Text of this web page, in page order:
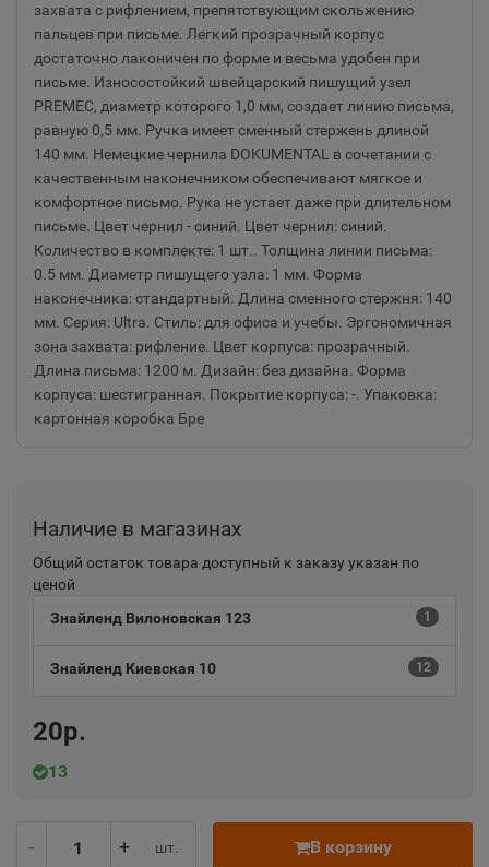
захвата с рифлением, препятствующим скольжению
пальцев при письме. Легкий прозрачный корпус
достаточно лаконичен по форме и весьма удобен при
письме. Износостойкий швейцарский пишущий узел
PREMEC, диаметр которого 1,0 мм, создает линию письма,
равную 0,5 мм. Ручка имеет сменный стержень длиной
140 мм. Немецкие чернила DOKUMENTAL в сочетании с
качественным наконечником обеспечивают мягкое и
комфортное письмо. Рука не устает даже при длительном
письме. Цвет чернил - синий. Цвет чернил: синий.
Количество в комплекте: 1 шт.. Толщина линии письма:
0.5 мм. Диаметр пишущего узла: 1 мм. Форма
наконечника: стандартный. Длина сменного стержня: 140
мм. Серия: Ultra. Стиль: для офиса и учебы. Эргономичная
зона захвата: рифление. Цвет корпуса: прозрачный.
Длина письма: 1200 м. Дизайн: без дизайна. Форма
корпуса: шестигранная. Покрытие корпуса: -. Упаковка:
картонная коробка Бре
Наличие в магазинах
Общий остаток товара доступный к заказу указан по
ценой
Знайленд Вилоновская 123
1
Знайленд Киевская 10 12
20р.
13
- + шт. В корзину